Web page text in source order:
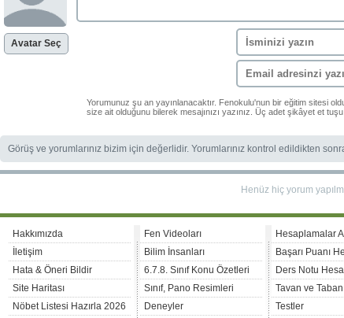
Avatar Seç
Yorumunuz şu an yayınlanacaktır. Fenokulu'nun bir eğitim sitesi
size ait olduğunu bilerek mesajınızı yazınız. Üç adet şikâyet et
Görüş ve yorumlarınız bizim için değerlidir. Yorumlarınız kontrol edildikten
Henüz hiç yorum
Hakkımızda
İletişim
Hata & Öneri Bildir
Site Haritası
Nöbet Listesi Hazırla 2026
Fen Videoları
Bilim İnsanları
6.7.8. Sınıf Konu Özetleri
Sınıf, Pano Resimleri
Deneyler
Hesaplamalar
Başarı Puanı
Ders Notu
Tavan ve
Testler